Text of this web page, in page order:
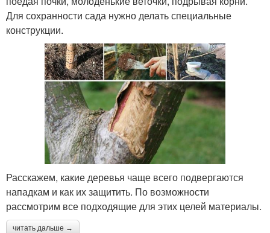
Для сохранности сада нужно делать специальные
конструкции.
Расскажем, какие деревья чаще всего подвергаются
нападкам и как их защитить. По возможности
рассмотрим все подходящие для этих целей материалы.
читать дальше →